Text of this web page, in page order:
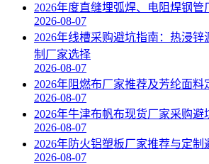
2026年度直缝埋弧焊、电阻焊钢管
2026-08-07
2026年线槽采购避坑指南：热浸
制厂家选择
2026-08-07
2026年阻燃布厂家推荐及芳纶面料
2026-08-07
2026年牛津布帆布现货厂家采购避
2026-08-07
2026年防火铝塑板厂家推荐与定制
2026-08-07